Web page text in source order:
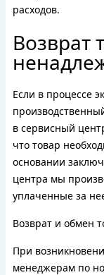
расходов.
Возврат
Если в процессе
в сервисный
что товар
основании
центра мы
уплаченные за
Возврат и обмен
При
менеджерам по